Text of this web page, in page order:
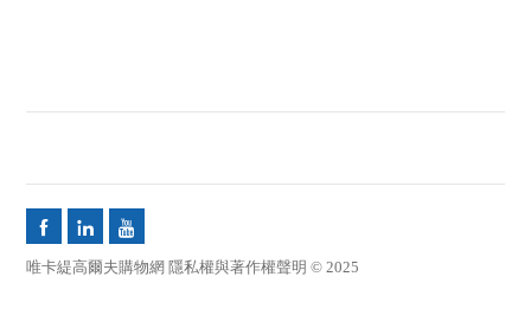
  
唯卡緹高爾夫購物網 隱私權與著作權聲明 © 2025